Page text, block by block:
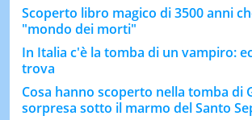
Scoperto libro magico di 3500 anni
"mondo dei morti"
In Italia c'è la tomba di un vampiro:
trova
Cosa hanno scoperto nella tomba di
sorpresa sotto il marmo del Santo